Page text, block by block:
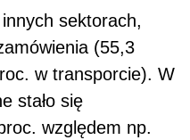
sektorach,
(55,3
w transporcie). W
stało się
względem np.